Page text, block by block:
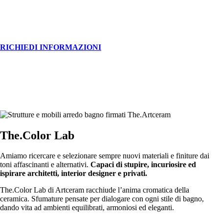
RICHIEDI INFORMAZIONI
The.Color Lab
Amiamo ricercare e selezionare sempre nuovi materiali e finiture dai
toni affascinanti e alternativi. Capaci di stupire, incuriosire ed
ispirare architetti, interior designer e privati.
The.Color Lab di Artceram racchiude l’anima cromatica della
ceramica. Sfumature pensate per dialogare con ogni stile di bagno,
dando vita ad ambienti equilibrati, armoniosi ed eleganti.